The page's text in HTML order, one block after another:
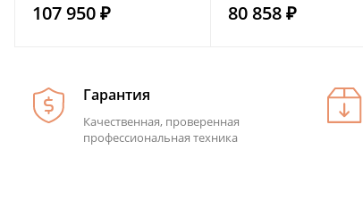
107 950 ₽ 80 858 ₽
Гарантия
Качественная, проверенная
профессиональная техника